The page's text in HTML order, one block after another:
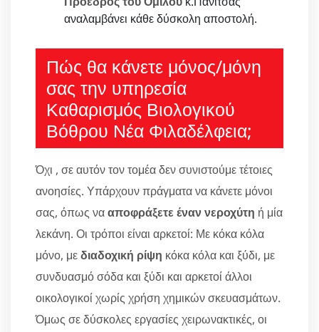
αναλαμβάνει κάθε δύσκολη αποστολή.
Πώς θα κάνετε μόνος/μόνη
σας την υπηρεσία
Καθαρισμός Βιολογικού
Βόθρου Νέα Φιλαδέλφεια;
Όχι , σε αυτόν τον τομέα δεν συνιστούμε τέτοιες
ανοησίες. Υπάρχουν πράγματα να κάνετε μόνοι
σας, όπως νααποφράξετε έναν νεροχύτη ή μία
λεκάνη. Οι τρόποι είναι αρκετοί: Με κόκα κόλα
μόνο, μεδιαδοχική ρίψη κόκα κόλα και ξύδι, με
συνδυασμό σόδα και ξύδι και αρκετοί άλλοι
οικολογικοί χωρίς χρήση χημικών σκευασμάτων.
Όμως σε δύσκολες εργασίες χειρωνακτικές, οι